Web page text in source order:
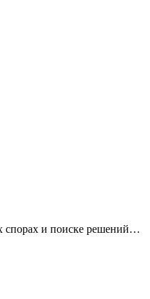
спорах и поиске решений…